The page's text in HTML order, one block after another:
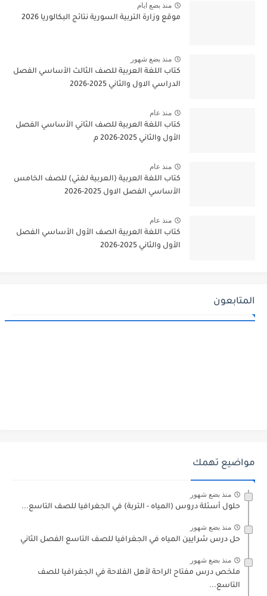
منذ بضع ايام
موقع وزارة التربية السورية نتائج البكالوريا 2026
منذ بضع شهور
كتاب اللغة العربية للصف الثالث الأساسي الفصل
الدراسي الاول والثاني 2025-2026
منذ عام
كتاب اللغة العربية للصف الثاني الأساسي الفصل
الأول والثاني 2025-2026 م
منذ عام
كتاب اللغة العربية (العربية لغتي) للصف الخامس
الأساسي الفصل الاول 2025-2026
منذ عام
كتاب اللغة العربية الصف الأول الأساسي الفصل
الأول والثاني 2025-2026
المتابعون
مواضيع تهمك
منذ بضع شهور
حلول أسئلة دروس (المياه - التربة) في الجغرافيا للصف التاسع...
منذ بضع شهور
حل درس شرايين المياه في الجغرافيا للصف التاسع الفصل الثاني
منذ بضع شهور
ملخص درس مفتاح الراحة لأهل الفلاحة في الجغرافيا للصف
التاسع...